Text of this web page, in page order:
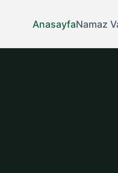
AnasayfaNamaz